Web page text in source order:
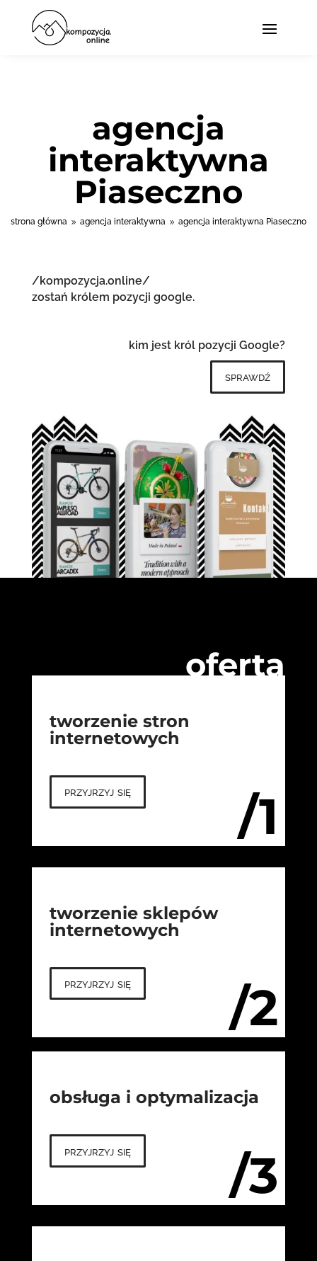
agencja
interaktywna
Piaseczno
strona główna 9 agencja interaktywna 9 agencja interaktywna Piaseczno
/kompozycja.online/
zostań królem pozycji google.
kim jest król pozycji Google?
sprawdź
oferta
/1
tworzenie stron
internetowych
przyjrzyj się
/2
tworzenie sklepów
internetowych
przyjrzyj się
/3
obsługa i optymalizacja
przyjrzyj się